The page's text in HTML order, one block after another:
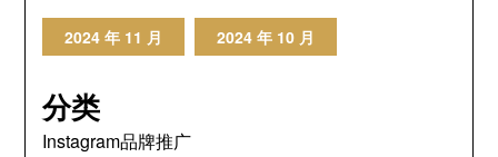
2024 年 11 月 2024 年 10 月
分类
Instagram品牌推广